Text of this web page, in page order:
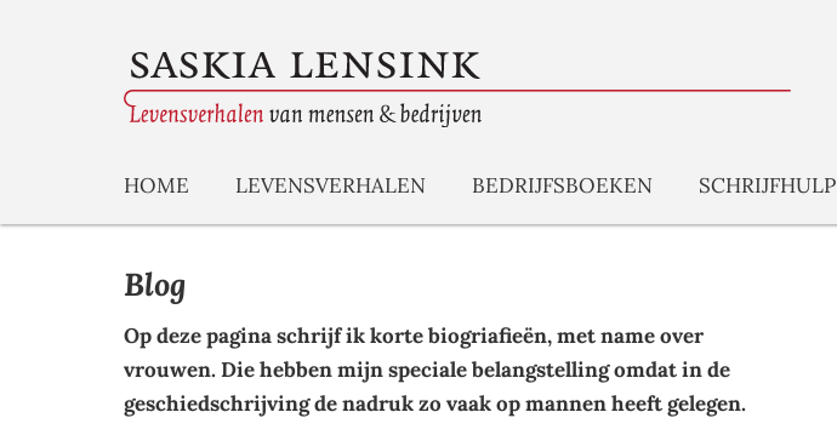
HOME LEVENSVERHALEN BEDRIJFSBOEKEN SCHRIJFHULP
Blog
Op deze pagina schrijf ik korte biogriafieën, met name over
vrouwen. Die hebben mijn speciale belangstelling omdat in de
geschiedschrijving de nadruk zo vaak op mannen heeft gelegen.